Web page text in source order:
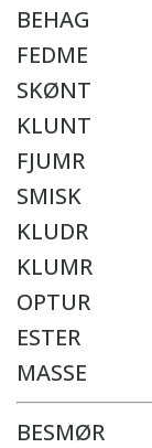
BEHAG
FEDME
SKØNT
KLUNT
FJUMR
SMISK
KLUDR
KLUMR
OPTUR
ESTER
MASSE
BESMØR